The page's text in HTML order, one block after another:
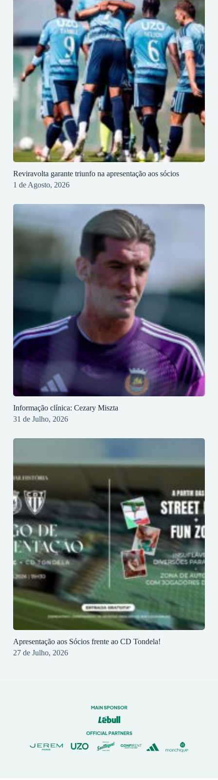
Reviravolta garante triunfo na apresentação aos sócios
1 de Agosto, 2026
Informação clínica: Cezary Miszta
31 de Julho, 2026
Apresentação aos Sócios frente ao CD Tondela!
27 de Julho, 2026